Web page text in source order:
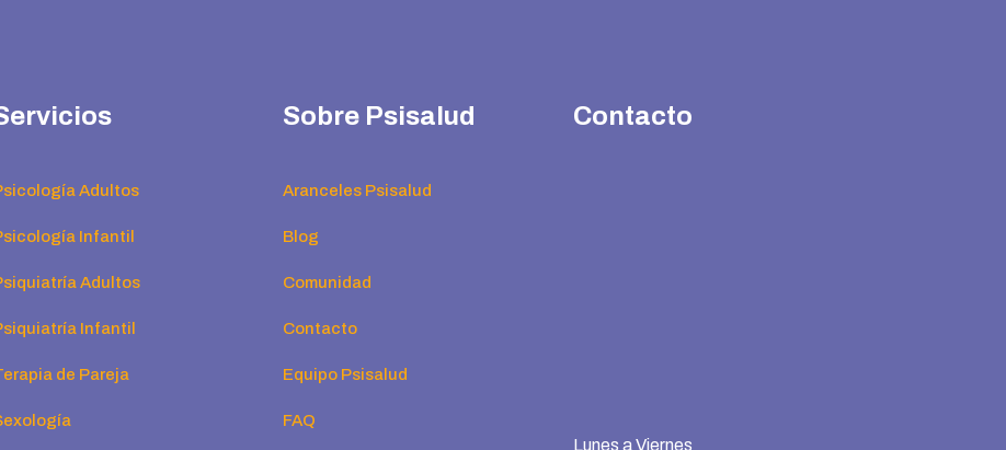
Adultos
Infantil
Adultos
Infantil
de Pareja
Sobre Psisalud
Aranceles Psisalud
Blog
Comunidad
Contacto
Equipo Psisalud
FAQ
Contacto
Lunes a Viernes